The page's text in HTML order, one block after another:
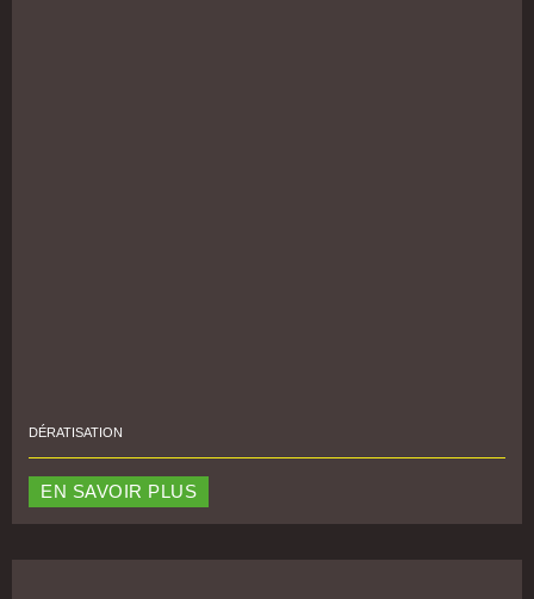
DÉRATISATION
EN SAVOIR PLUS